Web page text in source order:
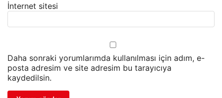
İnternet sitesi
Daha sonraki yorumlarımda kullanılması için adım, e-
posta adresim ve site adresim bu tarayıcıya
kaydedilsin.